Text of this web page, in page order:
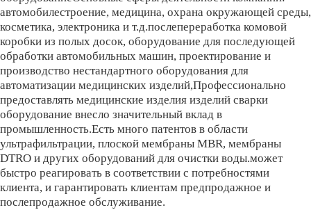
автомобилестроение, медицина, охрана окружающей среды,
косметика, электроника и т.д.послепереработка комовой
коробки из полых досок, оборудование для последующей
обработки автомобильных машин, проектирование и
производство нестандартного оборудования для
автоматизации медицинских изделий,Профессионально
предоставлять медицинские изделия изделий сварки
оборудование внесло значительный вклад в
промышленность.Есть много патентов в области
ультрафильтрации, плоской мембраны MBR, мембраны
DTRO и других оборудований для очистки воды.может
быстро реагировать в соответствии с потребностями
клиента, и гарантировать клиентам предпродажное и
послепродажное обслуживание.